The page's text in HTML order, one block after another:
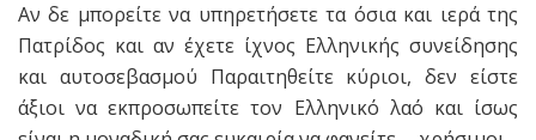
Αν δε μπορείτε να υπηρετήσετε τα όσια και ιερά της
Πατρίδος και αν έχετε ίχνος Ελληνικής συνείδησης
και αυτοσεβασμού Παραιτηθείτε κύριοι, δεν είστε
άξιοι να εκπροσωπείτε τον Ελληνικό λαό και ίσως